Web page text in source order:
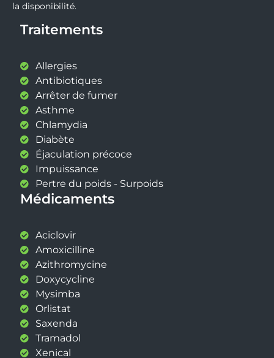
la disponibilité.
Traitements
Allergies
Antibiotiques
Arrêter de fumer
Asthme
Chlamydia
Diabète
Éjaculation précoce
Impuissance
Pertre du poids - Surpoids
Médicaments
Aciclovir
Amoxicilline
Azithromycine
Doxycycline
Mysimba
Orlistat
Saxenda
Tramadol
Xenical